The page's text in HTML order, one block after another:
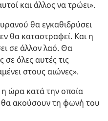
και άλλος να τρώει».
θα εγκαθιδρύσει
θα καταστραφεί. Και η
σε άλλον λαό. Θα
σε όλες αυτές τις
στους αιώνες».
η ώρα κατά την οποία
θα ακούσουν τη φωνή του